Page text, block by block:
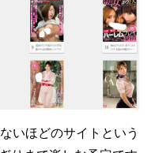
いほどのサイトという